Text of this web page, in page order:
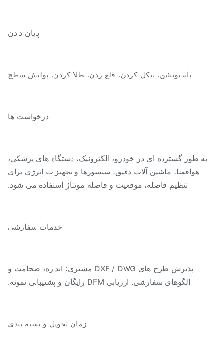
پایان دادن
پاسیویشن، نیکل کردن، قلع زدن، طلا کردن، پولیش سطح
درخواست ها
طور گسترده ای در خودرو، الکترونیک، دستگاه های پزشکی،
هوافضا، ماشین آلات دقیق، سنسورها و تجهیزات انرژی برای
تنظیم فاصله، موقعیت و فاصله مونتاژ استفاده می شود.
خدمات سفارشی
پذیرش طرح های DXF / DWG مشتری؛ اندازه، ضخامت و
الگوهای سفارشی. ارزیابی DFM رایگان و پشتیبانی نمونه.
زمان تحویل و بسته بندی